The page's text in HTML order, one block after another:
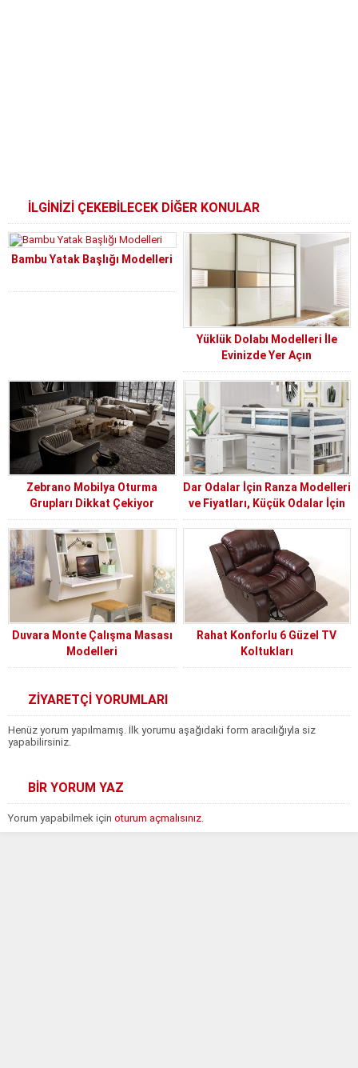
İLGİNİZİ ÇEKEBİLECEK DİĞER KONULAR
Bambu Yatak Başlığı Modelleri
Yüklük Dolabı Modelleri İle
Evinizde Yer Açın
Zebrano Mobilya Oturma
Grupları Dikkat Çekiyor
Dar Odalar İçin Ranza Modelleri
ve Fiyatları, Küçük Odalar İçin
Ranzalar
Duvara Monte Çalışma Masası
Modelleri
Rahat Konforlu 6 Güzel TV
Koltukları
ZİYARETÇİ YORUMLARI
Henüz yorum yapılmamış. İlk yorumu aşağıdaki form aracılığıyla siz
yapabilirsiniz.
BİR YORUM YAZ
Yorum yapabilmek için oturum açmalısınız.